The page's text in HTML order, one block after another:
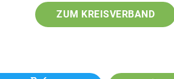
ZUM KREISVERBAND